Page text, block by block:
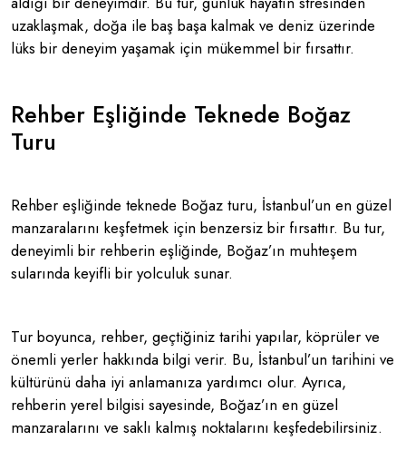
uzaklaşmak, doğa ile baş başa kalmak ve deniz üzerinde
lüks bir deneyim yaşamak için mükemmel bir fırsattır.
Rehber Eşliğinde Teknede Boğaz
Turu
Rehber eşliğinde teknede Boğaz turu, İstanbul’un en güzel
manzaralarını keşfetmek için benzersiz bir fırsattır. Bu tur,
deneyimli bir rehberin eşliğinde, Boğaz’ın muhteşem
sularında keyifli bir yolculuk sunar.
Tur boyunca, rehber, geçtiğiniz tarihi yapılar, köprüler ve
önemli yerler hakkında bilgi verir. Bu, İstanbul’un tarihini ve
kültürünü daha iyi anlamanıza yardımcı olur. Ayrıca,
rehberin yerel bilgisi sayesinde, Boğaz’ın en güzel
manzaralarını ve saklı kalmış noktalarını keşfedebilirsiniz.